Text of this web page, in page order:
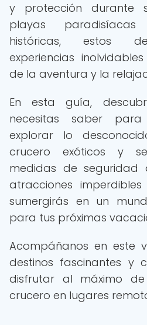
y protección durante
playas
históricas, estos
experiencias
de la aventura y la
En esta guía,
necesitas saber
explorar lo
crucero exóticos y
medidas de
atracciones
sumergirás en un
para tus próximas
Acompáñanos en este
destinos fascinantes y
disfrutar al máximo
crucero en lugares